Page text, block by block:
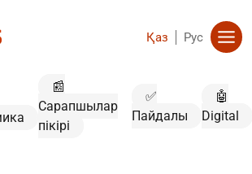
Қаз Рус
📰
Сарапшылар
пікірі
✅
Пайдалы
🤖
Digital